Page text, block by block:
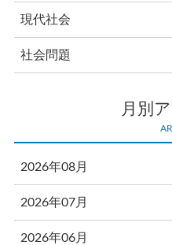
現代社会
社会問題
月別
2026年08月
2026年07月
2026年06月